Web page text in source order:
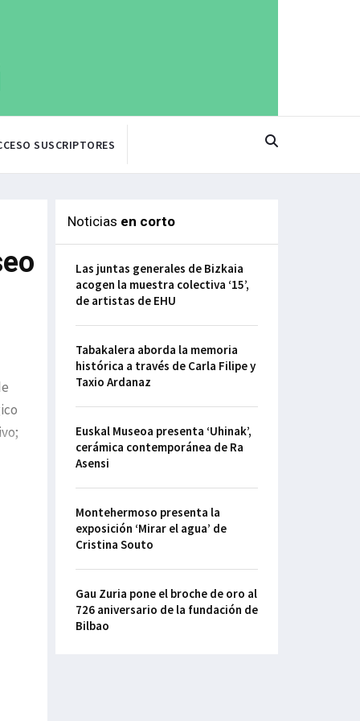
SUSCRIPTORES
Noticias en corto
Las juntas generales de Bizkaia
acogen la muestra colectiva ‘15’,
de artistas de EHU
Tabakalera aborda la memoria
histórica a través de Carla Filipe y
Taxio Ardanaz
Euskal Museoa presenta ‘Uhinak’,
cerámica contemporánea de Ra
Asensi
Montehermoso presenta la
exposición ‘Mirar el agua’ de
Cristina Souto
Gau Zuria pone el broche de oro al
726 aniversario de la fundación de
Bilbao